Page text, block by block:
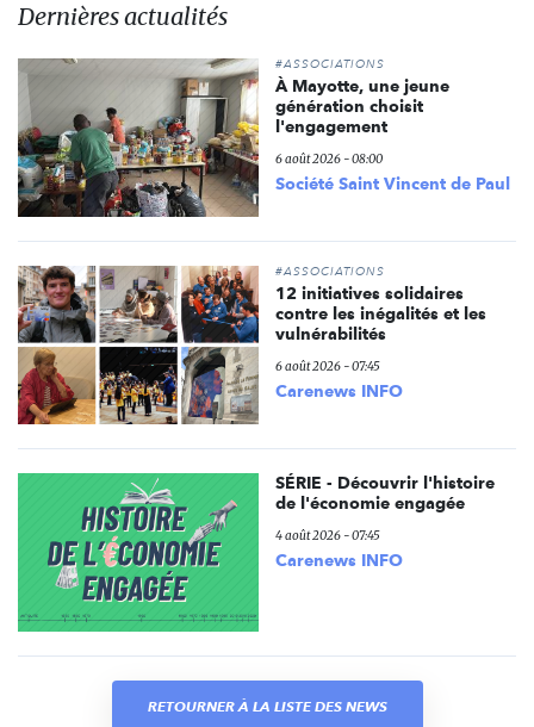
Dernières actualités
#ASSOCIATIONS
À Mayotte, une jeune
génération choisit
l'engagement
6 août 2026 - 08:00
Société Saint Vincent de Paul
#ASSOCIATIONS
12 initiatives solidaires
contre les inégalités et les
vulnérabilités
6 août 2026 - 07:45
Carenews INFO
SÉRIE - Découvrir l'histoire
de l'économie engagée
4 août 2026 - 07:45
Carenews INFO
RETOURNER À LA LISTE DES NEWS